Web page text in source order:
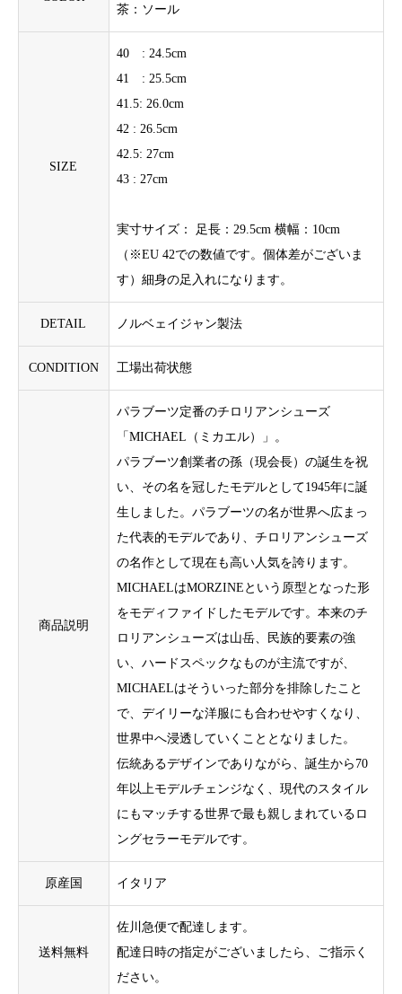
茶：ソール
SIZE
40 : 24.5cm
41 : 25.5cm
41.5: 26.0cm
42 : 26.5cm
42.5: 27cm
43 : 27cm
実寸サイズ： 足長：29.5cm 横幅：10cm
（※EU 42での数値です。個体差がございま
す）細身の足入れになります。
DETAIL ノルベェイジャン製法
CONDITION 工場出荷状態
商品説明
パラブーツ定番のチロリアンシューズ
「MICHAEL（ミカエル）」。
パラブーツ創業者の孫（現会長）の誕生を祝
い、その名を冠したモデルとして1945年に誕
生しました。パラブーツの名が世界へ広まっ
た代表的モデルであり、チロリアンシューズ
の名作として現在も高い人気を誇ります。
MICHAELはMORZINEという原型となった形
をモディファイドしたモデルです。本来のチ
ロリアンシューズは山岳、民族的要素の強
い、ハードスペックなものが主流ですが、
MICHAELはそういった部分を排除したこと
で、デイリーな洋服にも合わせやすくなり、
世界中へ浸透していくこととなりました。
伝統あるデザインでありながら、誕生から70
年以上モデルチェンジなく、現代のスタイル
にもマッチする世界で最も親しまれているロ
ングセラーモデルです。
原産国 イタリア
送料無料
佐川急便で配達します。
配達日時の指定がございましたら、ご指示く
ださい。